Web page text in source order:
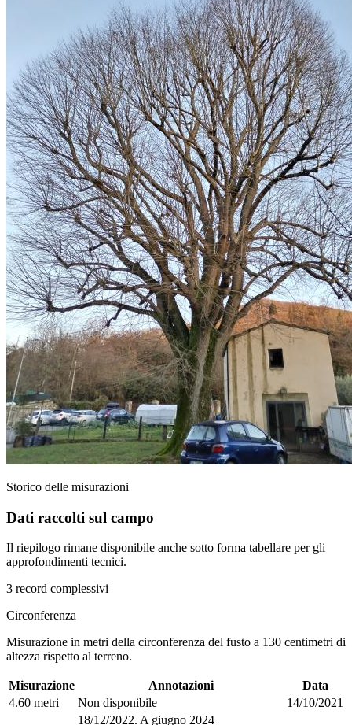
Storico delle misurazioni
Dati raccolti sul campo
Il riepilogo rimane disponibile anche sotto forma tabellare per gli
approfondimenti tecnici.
3 record complessivi
Circonferenza
Misurazione in metri della circonferenza del fusto a 130 centimetri di
altezza rispetto al terreno.
Misurazione Annotazioni
Data
4.60 metri
Non disponibile
14/10/2021
18/12/2022. A giugno 2024